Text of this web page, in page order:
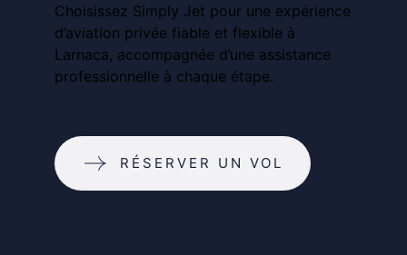
Choisissez Simply Jet pour une expérience
d’aviation privée fiable et flexible à
Larnaca, accompagnée d’une assistance
professionnelle à chaque étape.
RÉSERVER UN VOL